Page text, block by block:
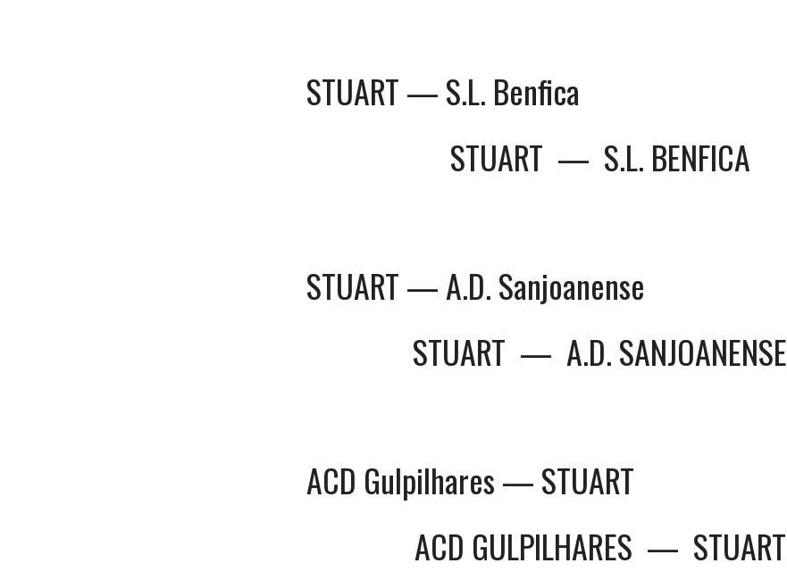
STUART — S.L. Benfica
STUART — S.L. BENFICA
STUART — A.D. Sanjoanense
STUART — A.D. SANJOANENSE
ACD Gulpilhares — STUART
ACD GULPILHARES — STUART